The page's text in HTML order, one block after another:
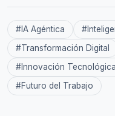
#IA Agéntica #
#Transformación Digital
#Innovación Tecnológica
#Futuro del Trabajo